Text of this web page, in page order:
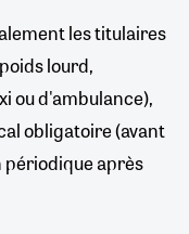
les titulaires
lourd,
ou d'ambulance),
obligatoire (avant
périodique après